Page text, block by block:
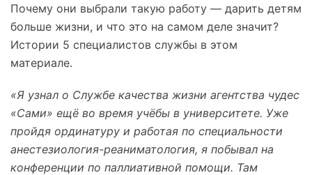
Почему они выбрали такую работу — дарить детям
больше жизни, и что это на самом деле значит?
Истории 5 специалистов службы в этом
материале.
«Я узнал о Службе качества жизни агентства чудес
«Сами» ещё во время учёбы в университете. Уже
пройдя ординатуру и работая по специальности
анестезиология-реаниматология, я побывал на
конференции по паллиативной помощи. Там